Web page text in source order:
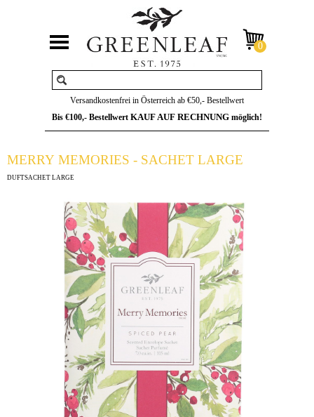
Versandkostenfrei in Österreich ab €50,- Bestellwert
Bis €100,- Bestellwert KAUF AUF RECHNUNG möglich!
MERRY MEMORIES - SACHET LARGE
DUFTSACHET LARGE